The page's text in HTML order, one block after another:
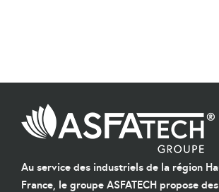
Au service des industriels de la région
France, le groupe ASFATECH propose